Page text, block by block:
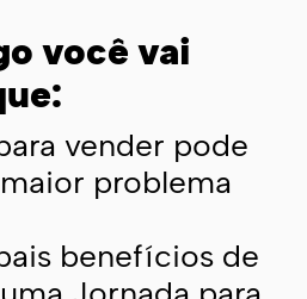
você vai
vender pode
problema
benefícios de